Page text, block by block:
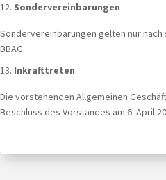
Sondervereinbarungen
Sondervereinbarungen gelten nur
BBAG.
Inkrafttreten
Die vorstehenden Allgemeinen
Beschluss des Vorstandes am 6. April